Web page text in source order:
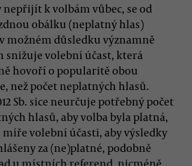
k volbám vůbec, se od
obálku (neplatný hlas)
možném důsledku významně
volební účast, která
hovoří o popularitě obou
než počet neplatných hlasů.
Sb. sice neurčuje potřebný počet
hlasů, aby volba byla platná,
volební účasti, aby výsledky
za (ne)platné, podobně
u místních referend, nicméně